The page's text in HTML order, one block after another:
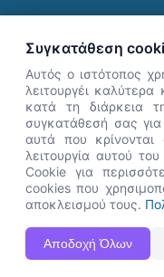
Η Ιστοσελίδα ΑνΑΔ είναι πλήρως
Apple Safari καθώς και Internet Explorer.
👋
Συγκατάθεση
Αυτός ο ιστότοπος
λειτουργέι καλύτερα
κατά τη διάρκεια
συγκατάθεσή σας
αυτά που
λειτουργία αυτού
Cookie για
cookies που
αποκλεισμού τους.
Αποδοχή Όλων